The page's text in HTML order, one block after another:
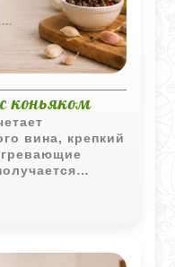
коньяком
вина, крепкий
уютным